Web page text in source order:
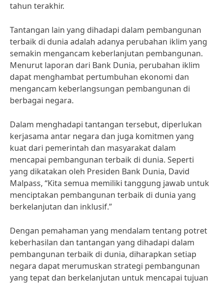
tahun terakhir.
Tantangan lain yang dihadapi dalam pembangunan
terbaik di dunia adalah adanya perubahan iklim yang
semakin mengancam keberlanjutan pembangunan.
Menurut laporan dari Bank Dunia, perubahan iklim
dapat menghambat pertumbuhan ekonomi dan
mengancam keberlangsungan pembangunan di
berbagai negara.
Dalam menghadapi tantangan tersebut, diperlukan
kerjasama antar negara dan juga komitmen yang
kuat dari pemerintah dan masyarakat dalam
mencapai pembangunan terbaik di dunia. Seperti
yang dikatakan oleh Presiden Bank Dunia, David
Malpass, “Kita semua memiliki tanggung jawab untuk
menciptakan pembangunan terbaik di dunia yang
berkelanjutan dan inklusif.”
Dengan pemahaman yang mendalam tentang potret
keberhasilan dan tantangan yang dihadapi dalam
pembangunan terbaik di dunia, diharapkan setiap
negara dapat merumuskan strategi pembangunan
yang tepat dan berkelanjutan untuk mencapai tujuan